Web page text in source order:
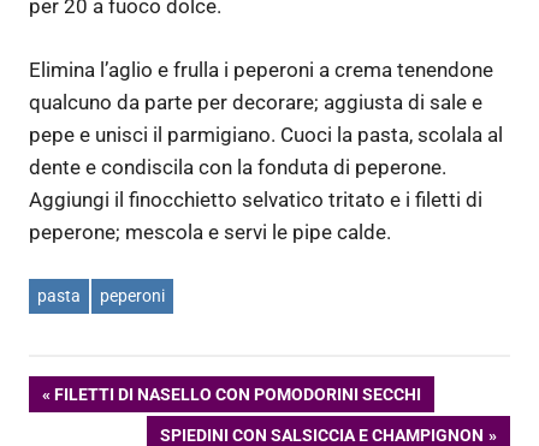
per 20 a fuoco dolce.
Elimina l’aglio e frulla i peperoni a crema tenendone
qualcuno da parte per decorare; aggiusta di sale e
pepe e unisci il parmigiano. Cuoci la pasta, scolala al
dente e condiscila con la fonduta di peperone.
Aggiungi il finocchietto selvatico tritato e i filetti di
peperone; mescola e servi le pipe calde.
pasta peperoni
Navigazione
ARTICOLO
PRECEDENTE:
FILETTI DI NASELLO CON POMODORINI SECCHI
ARTICOLO
SPIEDINI CON SALSICCIA E CHAMPIGNON